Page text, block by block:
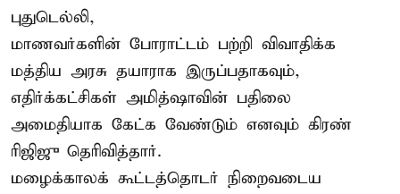
புதுடெல்லி,
மாணவர்களின் போராட்டம் பற்றி விவாதிக்க
மத்திய அரசு தயாராக இருப்பதாகவும்,
எதிர்க்கட்சிகள் அமித்ஷாவின் பதிலை
அமைதியாக கேட்க வேண்டும் எனவும் கிரண்
ரிஜிஜு தெரிவித்தார்.
மழைக்காலக் கூட்டத்தொடர் நிறைவடைய